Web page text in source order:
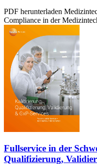
PDF herunterladen
Compliance in der
Fullservice in der
Qualifizierung,